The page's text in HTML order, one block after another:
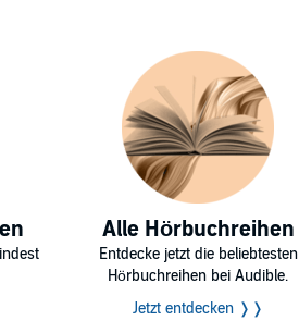
Alle Hörbuchreihen
Entdecke jetzt die beliebtesten
Hörbuchreihen bei Audible.
Jetzt entdecken ❭❭